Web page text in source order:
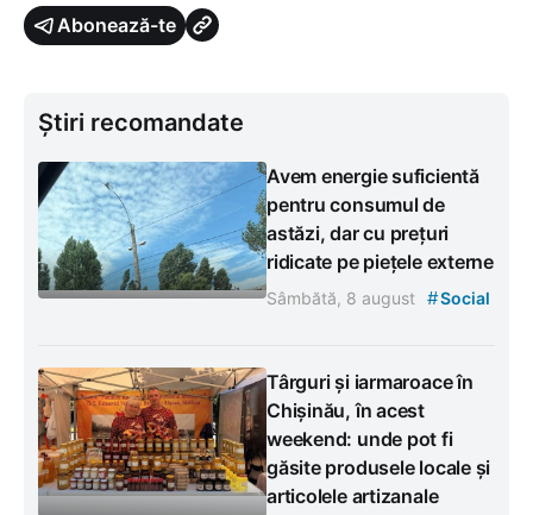
Abonează-te
Știri recomandate
Avem energie suficientă
pentru consumul de
astăzi, dar cu prețuri
ridicate pe piețele externe
Sâmbătă, 8 august #Social
Târguri și iarmaroace în
Chișinău, în acest
weekend: unde pot fi
găsite produsele locale și
articolele artizanale